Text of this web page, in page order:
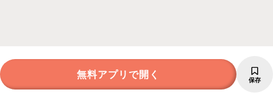
無料アプリで開く 保存